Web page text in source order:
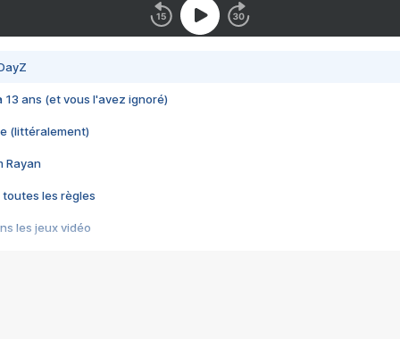
13 ans (et vous l'avez ignoré)
(littéralement)
Rayan
toutes les règles
les jeux vidéo